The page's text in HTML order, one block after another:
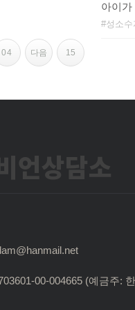
아이
성소
04 다음 15
언상담소
00-004665 (예금주: